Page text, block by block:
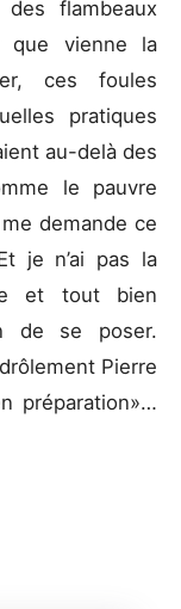
flambeaux
que vienne la
ces foules
pratiques
au-delà des
le pauvre
demande ce
je n’ai pas la
et tout bien
de se poser.
Pierre
préparation»…